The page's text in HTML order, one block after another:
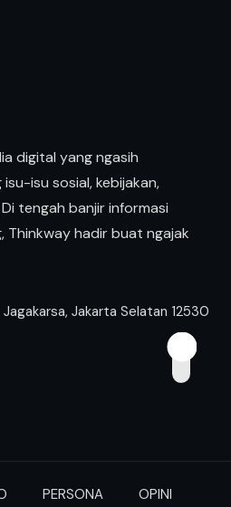
digital yang ngasih
isu sosial, kebijakan,
tengah banjir informasi
Thinkway hadir buat ngajak
Jakarta Selatan 12530
PERSONA OPINI